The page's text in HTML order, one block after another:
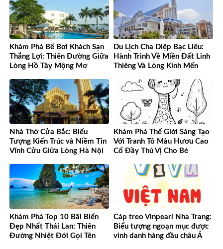
Khám Phá Bể Bơi Khách Sạn
Thắng Lợi: Thiên Đường Giữa
Lòng Hồ Tây Mộng Mơ
Du Lịch Cha Diệp Bạc Liêu:
Hành Trình Về Miền Đất Linh
Thiêng Và Lòng Kính Mến
Nhà Thờ Cửa Bắc: Biểu
Tượng Kiến Trúc và Niềm Tin
Vĩnh Cửu Giữa Lòng Hà Nội
Khám Phá Thế Giới Sáng Tạo
Với Tranh Tô Màu Hươu Cao
Cổ Đầy Thú Vị Cho Bé
Khám Phá Top 10 Bãi Biển
Đẹp Nhất Thái Lan: Thiên
Đường Nhiệt Đới Gọi Tên
Cáp treo Vinpearl Nha Trang:
Biểu tượng ngoạn mục được
vinh danh hàng đầu châu Á